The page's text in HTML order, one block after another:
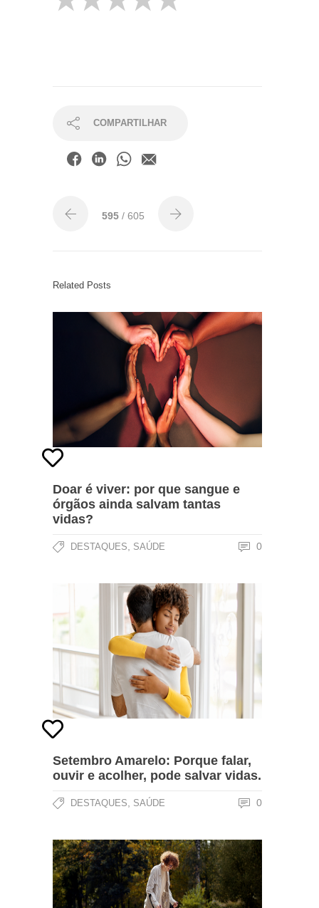
COMPARTILHAR
595 / 605
Related Posts
Doar é viver: por que sangue e
órgãos ainda salvam tantas
vidas?
DESTAQUES SAÚDE 0
Setembro Amarelo: Porque falar,
ouvir e acolher, pode salvar vidas.
DESTAQUES SAÚDE 0